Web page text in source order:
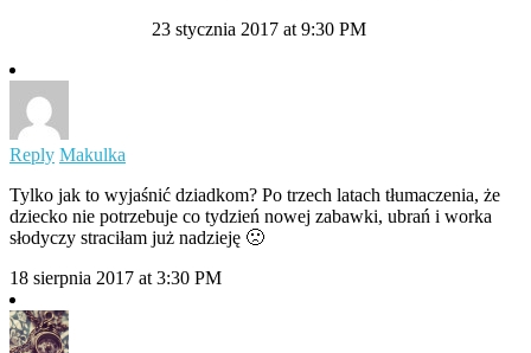
23 stycznia 2017 at 9:30 PM
Reply Makulka
Tylko jak to wyjaśnić dziadkom? Po trzech latach tłumaczenia, że
dziecko nie potrzebuje co tydzień nowej zabawki, ubrań i worka
słodyczy straciłam już nadzieję 🙁
18 sierpnia 2017 at 3:30 PM